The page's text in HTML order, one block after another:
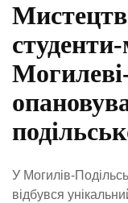
У Могилів-
відбувся